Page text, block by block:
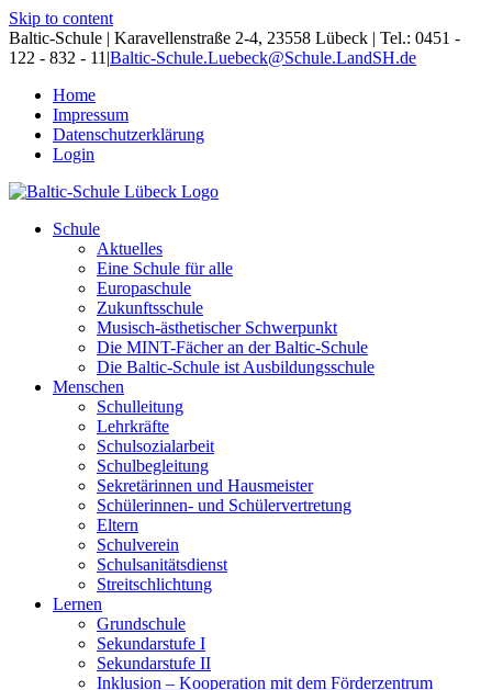
Skip to content
Baltic-Schule | Karavellenstraße 2-4, 23558 Lübeck | Tel.: 0451 -
122 - 832 - 11 |Baltic-Schule.Luebeck@Schule.LandSH.de
Home
Impressum
Datenschutzerklärung
Login
Schule
Aktuelles
Eine Schule für alle
Europaschule
Zukunftsschule
Musisch-ästhetischer Schwerpunkt
Die MINT-Fächer an der Baltic-Schule
Die Baltic-Schule ist Ausbildungsschule
Menschen
Schulleitung
Lehrkräfte
Schulsozialarbeit
Schulbegleitung
Sekretärinnen und Hausmeister
Schülerinnen- und Schülervertretung
Eltern
Schulverein
Schulsanitätsdienst
Streitschlichtung
Lernen
Grundschule
Sekundarstufe I
Sekundarstufe II
Inklusion – Kooperation mit dem Förderzentrum